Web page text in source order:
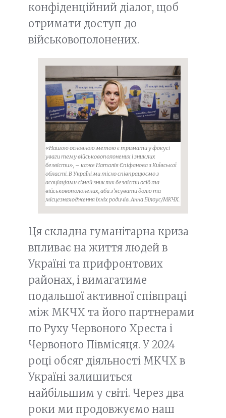
конфіденційний діалог, щоб
отримати доступ до
військовополонених.
«Нашою основною метою є тримати у фокусі
уваги тему військовополонених і зниклих
безвісти», – каже Наталія Єпіфанова з Київської
області. В Україні ми тісно співпрацюємо з
асоціаціями сімей зниклих безвісти осіб та
військовополонених, аби з’ясувати долю та
місцезнаходження їхніх родичів. Анна Білоус/МКЧХ.
Ця складна гуманітарна криза
впливає на життя людей в
Україні та прифронтових
районах, і вимагатиме
подальшої активної співпраці
між МКЧХ та його партнерами
по Руху Червоного Хреста і
Червоного Півмісяця. У 2024
році обсяг діяльності МКЧХ в
Україні залишиться
найбільшим у світі. Через два
роки ми продовжуємо наш